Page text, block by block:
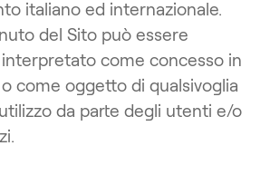
italiano ed internazionale.
del Sito può essere
come concesso in
o come oggetto di qualsivoglia
da parte degli utenti e/o